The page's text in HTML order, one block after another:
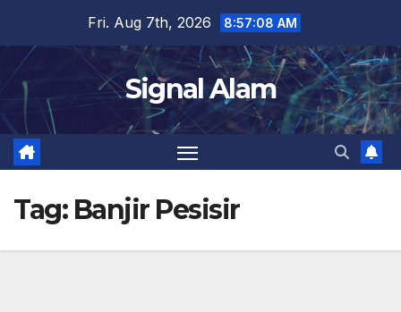
content
Fri. Aug 7th, 2026 8:57:08 AM
Signal Alam
Tag: Banjir Pesisir